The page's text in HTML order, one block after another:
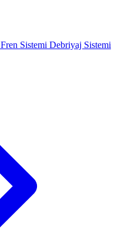
Fren Sistemi Debriyaj Sistemi